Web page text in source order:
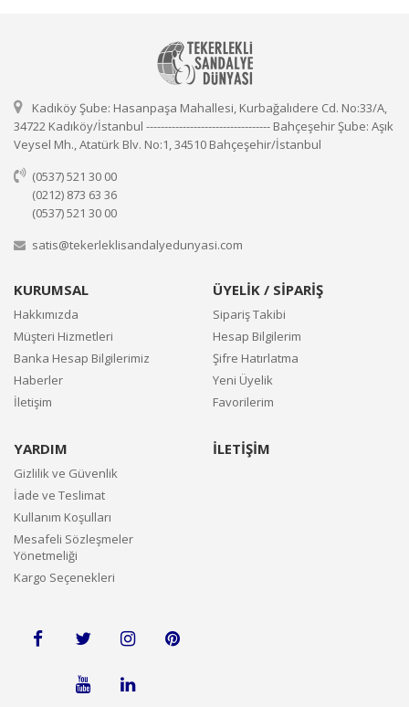
Kadıköy Şube: Hasanpaşa Mahallesi, Kurbağalıdere Cd. No:33/A,
34722 Kadıköy/İstanbul ---------------------------------- Bahçeşehir Şube: Aşık
Veysel Mh., Atatürk Blv. No:1, 34510 Bahçeşehir/İstanbul
(0537) 521 30 00
(0212) 873 63 36
(0537) 521 30 00
satis@tekerleklisandalyedunyasi.com
KURUMSAL
Hakkımızda
Müşteri Hizmetleri
Banka Hesap Bilgilerimiz
Haberler
İletişim
ÜYELİK / SİPARİŞ
Sipariş Takibi
Hesap Bilgilerim
Şifre Hatırlatma
Yeni Üyelik
Favorilerim
YARDIM
Gizlilik ve Güvenlik
İade ve Teslimat
Kullanım Koşulları
Mesafeli Sözleşmeler
Yönetmeliği
Kargo Seçenekleri
İLETİŞİM